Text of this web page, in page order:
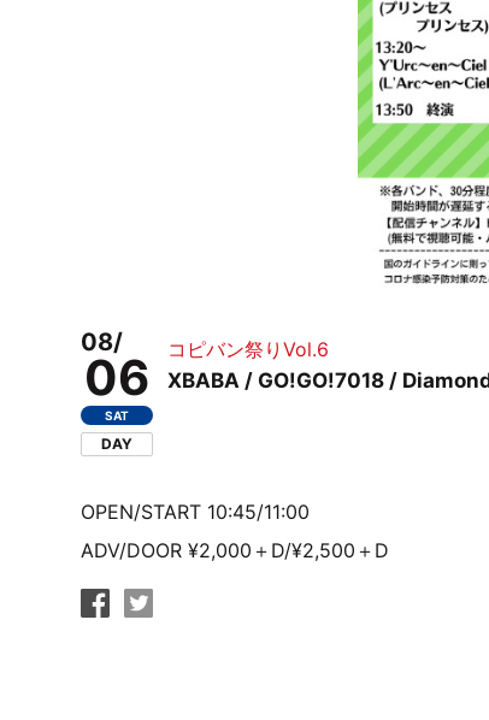
08/
06
SAT
DAY
コピバン祭りVol.6
XBABA / GO!GO!7018 /
OPEN/START 10:45/11:00
ADV/DOOR ¥2,000＋D/¥2,500＋D